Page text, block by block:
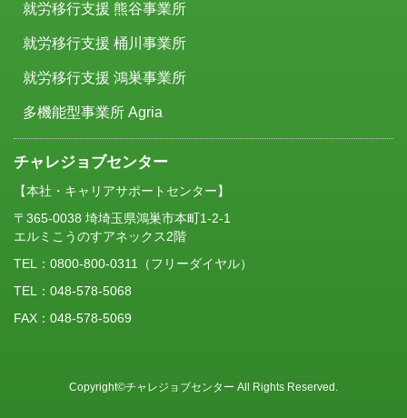
就労移行支援 熊谷事業所
就労移行支援 桶川事業所
就労移行支援 鴻巣事業所
多機能型事業所 Agria
チャレジョブセンター
【本社・キャリアサポートセンター】
〒365-0038 埼埼玉県鴻巣市本町1-2-1
エルミこうのすアネックス2階
TEL： 0800-800-0311
（フリーダイヤル）
TEL：048-578-5068
FAX：048-578-5069
Copyright©チャレジョブセンター All Rights Reserved.